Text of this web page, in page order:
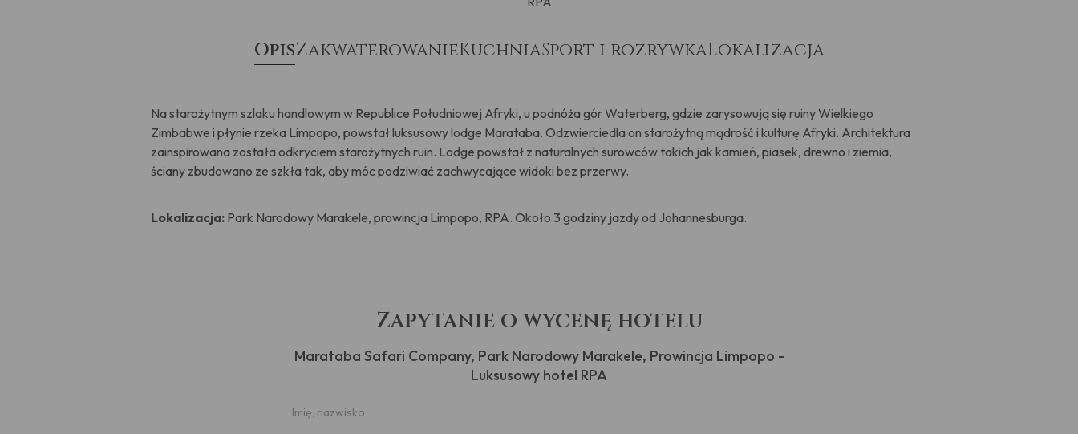
OpisZakwaterowanieKuchniaSport i rozrywkaLokalizacja
Na starożytnym szlaku handlowym w Republice Południowej Afryki, u podnóża gór Waterberg, gdzie zarysowują się ruiny Wielkiego
Zimbabwe i płynie rzeka Limpopo, powstał luksusowy lodge Marataba. Odzwierciedla on starożytną mądrość i kulturę Afryki. Architektura
zainspirowana została odkryciem starożytnych ruin. Lodge powstał z naturalnych surowców takich jak kamień, piasek, drewno i ziemia,
ściany zbudowano ze szkła tak, aby móc podziwiać zachwycające widoki bez przerwy.
Lokalizacja: Park Narodowy Marakele, prowincja Limpopo, RPA. Około 3 godziny jazdy od Johannesburga.
Zapytanie o wycenę hotelu
Marataba Safari Company, Park Narodowy Marakele, Prowincja Limpopo -
Luksusowy hotel RPA